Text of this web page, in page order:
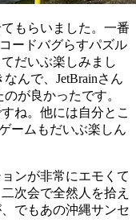
もらいました。一番
ードバグらすパズル
だいぶ楽しみまし
んで、JetBrainさん
が良かったです。
ね。他には自分とこ
ームもだいぶ楽しん
ンが非常にエモくて
次会で全然人を拾え
でもあの沖縄サンセ